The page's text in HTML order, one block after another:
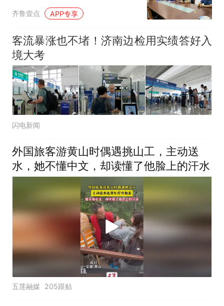
制品专项执法行动
齐鲁壹点 APP专享
客流暴涨也不堵！济南边检用实绩答好入
境大考
闪电新闻
外国旅客游黄山时偶遇挑山工，主动送
水，她不懂中文，却读懂了他脸上的汗水
五莲融媒 205跟贴